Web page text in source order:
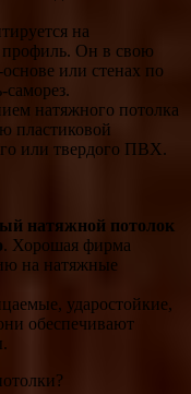
на
Он в свою
или стенах по
натяжного потолка
пластиковой
или твердого ПВХ.
натяжной потолок
. Хорошая фирма
на натяжные
ударостойкие,
обеспечивают